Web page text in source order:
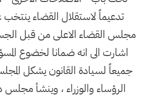
تدعيماً لاستقلال القضاء
اشارت الى انه ضمانا لخضوع
جميعاً لسيادة القانون يشكل
الرؤساء والوزراء ، وينشأ مجلس